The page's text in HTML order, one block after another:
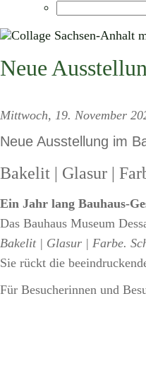
Neue
Mittwoch, 19. November
Neue Ausstellung im
Bakelit | Glasur |
Ein Jahr lang Bauhaus-
Das Bauhaus Museum
Bakelit | Glasur | Farbe.
Sie rückt die
Für Besucherinnen und